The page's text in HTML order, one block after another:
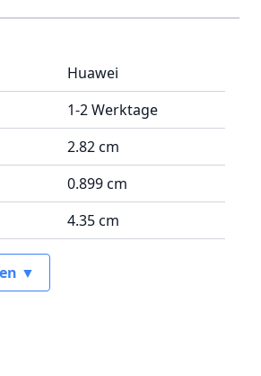
Huawei
1-2 Werktage
2.82 cm
0.899 cm
4.35 cm
▼